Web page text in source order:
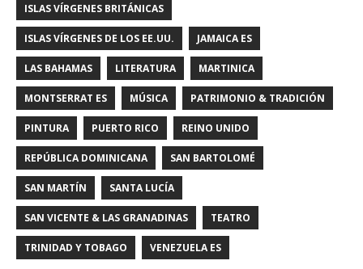
ISLAS VÍRGENES BRITÁNICAS
ISLAS VÍRGENES DE LOS EE.UU. JAMAICA ES
LAS BAHAMAS LITERATURA MARTINICA
MONTSERRAT ES MÚSICA PATRIMONIO & TRADICIÓN
PINTURA PUERTO RICO REINO UNIDO
REPÚBLICA DOMINICANA SAN BARTOLOMÉ
SAN MARTÍN SANTA LUCÍA
SAN VICENTE & LAS GRANADINAS TEATRO
TRINIDAD Y TOBAGO VENEZUELA ES